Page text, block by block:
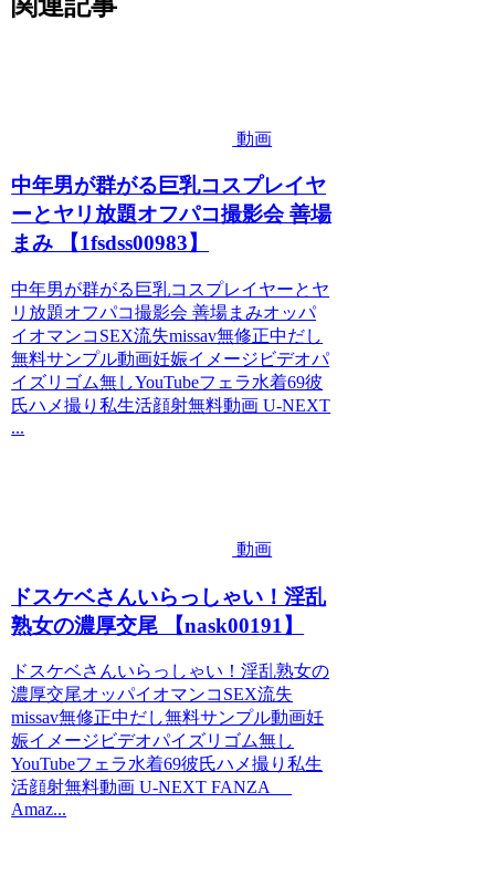
動画
中年男が群がる巨乳コスプレイヤ
ーとヤリ放題オフパコ撮影会 善場
まみ 【1fsdss00983】
中年男が群がる巨乳コスプレイヤーとヤ
リ放題オフパコ撮影会 善場まみオッパ
イオマンコSEX流失missav無修正中だし
無料サンプル動画妊娠イメージビデオパ
イズリゴム無しYouTubeフェラ水着69彼
氏ハメ撮り私生活顔射無料動画 U-NEXT
...
動画
ドスケベさんいらっしゃい！淫乱
熟女の濃厚交尾 【nask00191】
ドスケベさんいらっしゃい！淫乱熟女の
濃厚交尾オッパイオマンコSEX流失
missav無修正中だし無料サンプル動画妊
娠イメージビデオパイズリゴム無し
YouTubeフェラ水着69彼氏ハメ撮り私生
活顔射無料動画 U-NEXT FANZA
Amaz...